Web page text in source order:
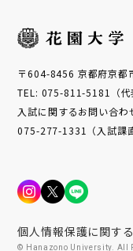
〒604-8456 京都府京都
TEL: 075-811-5181（代
入試に関するお問い合わ
075-277-1331（入試課
個人情報保護に関す
© Hanazono University. All